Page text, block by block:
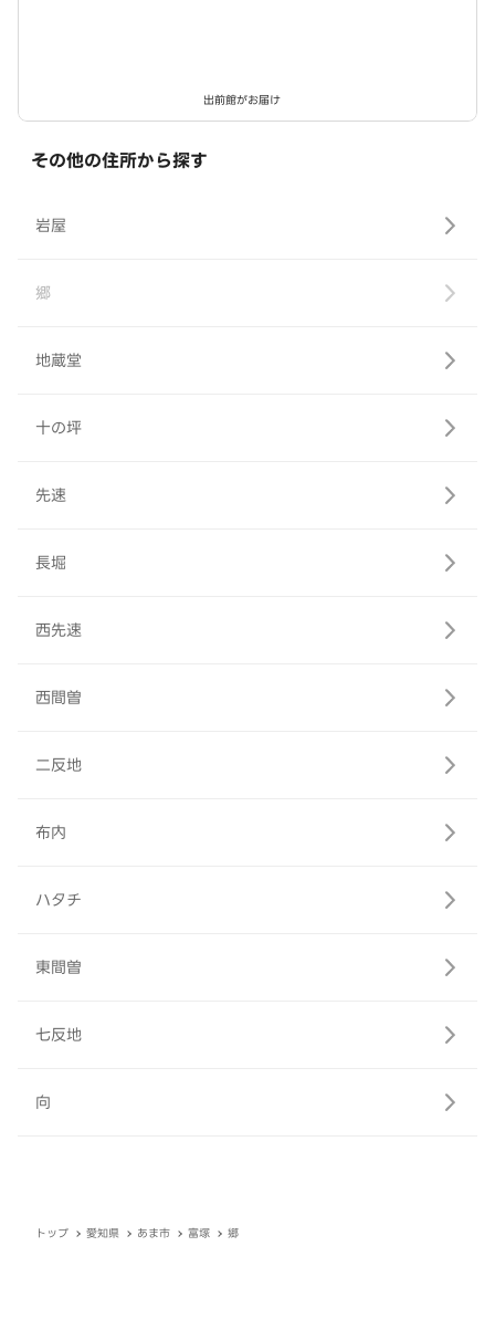
出前館がお届け
その他の住所から探す
岩屋
郷
地蔵堂
十の坪
先速
長堀
西先速
西間曽
二反地
布内
ハタチ
東間曽
七反地
向
トップ 愛知県 あま市 富塚 郷